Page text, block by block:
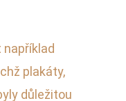
plakáty,
důležitou